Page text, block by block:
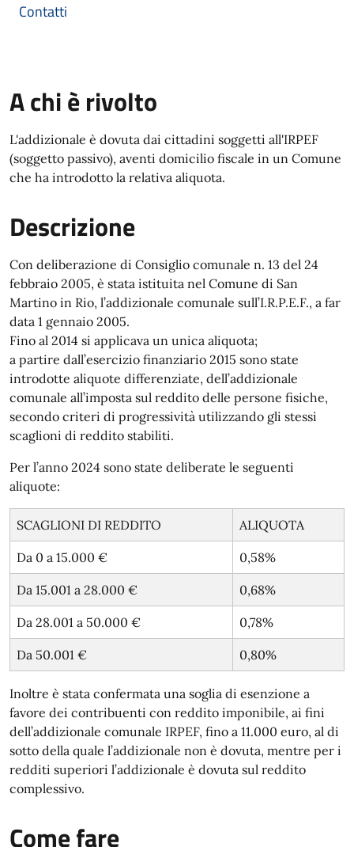
Contatti
A chi è rivolto
L'addizionale è dovuta dai cittadini soggetti all'IRPEF
(soggetto passivo), aventi domicilio fiscale in un Comune
che ha introdotto la relativa aliquota.
Descrizione
Con deliberazione di Consiglio comunale n. 13 del 24
febbraio 2005, è stata istituita nel Comune di San
Martino in Rio, l’addizionale comunale sull’I.R.P.E.F., a far
data 1 gennaio 2005.
Fino al 2014 si applicava un unica aliquota;
a partire dall’esercizio finanziario 2015 sono state
introdotte aliquote differenziate, dell’addizionale
comunale all’imposta sul reddito delle persone fisiche,
secondo criteri di progressività utilizzando gli stessi
scaglioni di reddito stabiliti.
Per l’anno 2024 sono state deliberate le seguenti
aliquote:
SCAGLIONI DI REDDITO ALIQUOTA
Da 0 a 15.000 € 0,58%
Da 15.001 a 28.000 € 0,68%
Da 28.001 a 50.000 € 0,78%
Da 50.001 € 0,80%
Inoltre è stata confermata una soglia di esenzione a
favore dei contribuenti con reddito imponibile, ai fini
dell’addizionale comunale IRPEF, fino a 11.000 euro, al di
sotto della quale l’addizionale non è dovuta, mentre per i
redditi superiori l’addizionale è dovuta sul reddito
complessivo.
Come fare